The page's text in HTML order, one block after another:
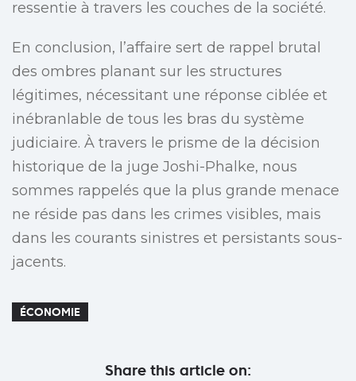
ressentie à travers les couches de la société.
En conclusion, l’affaire sert de rappel brutal
des ombres planant sur les structures
légitimes, nécessitant une réponse ciblée et
inébranlable de tous les bras du système
judiciaire. À travers le prisme de la décision
historique de la juge Joshi-Phalke, nous
sommes rappelés que la plus grande menace
ne réside pas dans les crimes visibles, mais
dans les courants sinistres et persistants sous-
jacents.
ÉCONOMIE
Share this article on: